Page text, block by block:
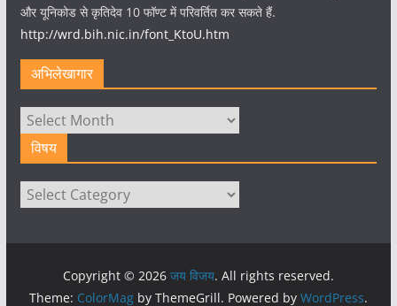
और यूनिकोड से कृतिदेव 10 फॉण्ट में परिवर्तित कर सकते हैं.
http://wrd.bih.nic.in/font_KtoU.htm
अभिलेखागार
अभिलेखागार
विषय
विषय
Copyright © 2026 जय विजय. All rights reserved.
Theme: ColorMagby ThemeGrill. Powered by WordPress.